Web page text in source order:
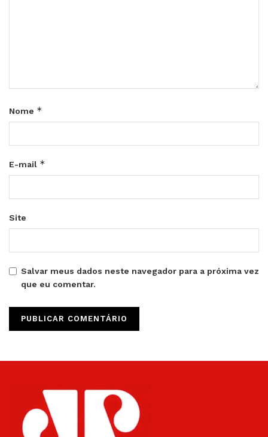
Nome *
E-mail *
Site
Salvar meus dados neste navegador para a próxima vez
que eu comentar.